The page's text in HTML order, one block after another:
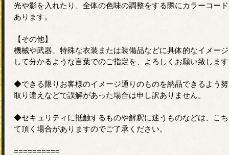
光や影を入れたり、全体の色味の調整をする際にカラーコー
あります。
【その他】
機械や武器、特殊な衣装または装備品などに具体的なイメー
して分かるような言葉でのご指定を、よろしくお願い致しま
◆できる限りお客様のイメージ通りのものを納品できるよう
取り違えなどで誤解があった場合は申し訳ありません。
◆セキュリティに抵触するものや解釈に迷うものなどは、こ
て頂く場合がありますのでご了承ください。
==========